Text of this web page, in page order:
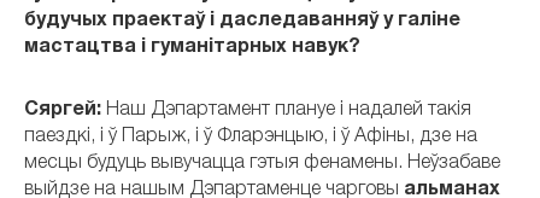
будучых праектаў і даследаванняў у галіне
мастацтва і гуманітарных навук?
Сяргей: Наш Дэпартамент плануе і надалей такія
паездкі, і ў Парыж, і ў Фларэнцыю, і ў Афіны, дзе на
месцы будуць вывучацца гэтыя фенамены. Неўзабаве
выйдзе на нашым Дэпартаменце чарговы альманах